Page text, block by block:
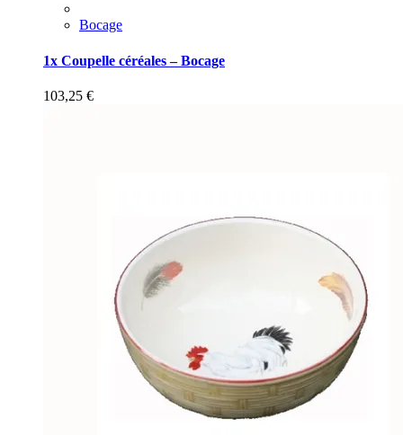
Bocage
1x Coupelle céréales – Bocage
103,25 €